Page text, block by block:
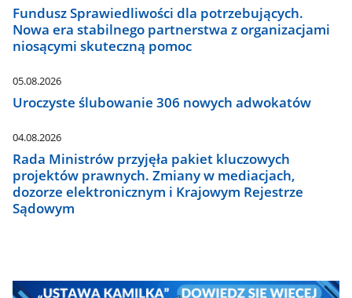
Fundusz Sprawiedliwości dla potrzebujących.
Nowa era stabilnego partnerstwa z organizacjami
niosącymi skuteczną pomoc
05.08.2026
Uroczyste ślubowanie 306 nowych adwokatów
04.08.2026
Rada Ministrów przyjęła pakiet kluczowych
projektów prawnych. Zmiany w mediacjach,
dozorze elektronicznym i Krajowym Rejestrze
Sądowym